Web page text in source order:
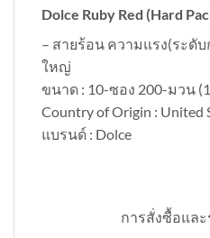
Dolce Ruby Red (Hard
– สายร้อน ความแรง(ระดั
ใหญ่
ขนาด : 10-ซอง 200-มวน
Country of Origin : United
แบรนด์ : Dolce
การสั่งซื้อแล